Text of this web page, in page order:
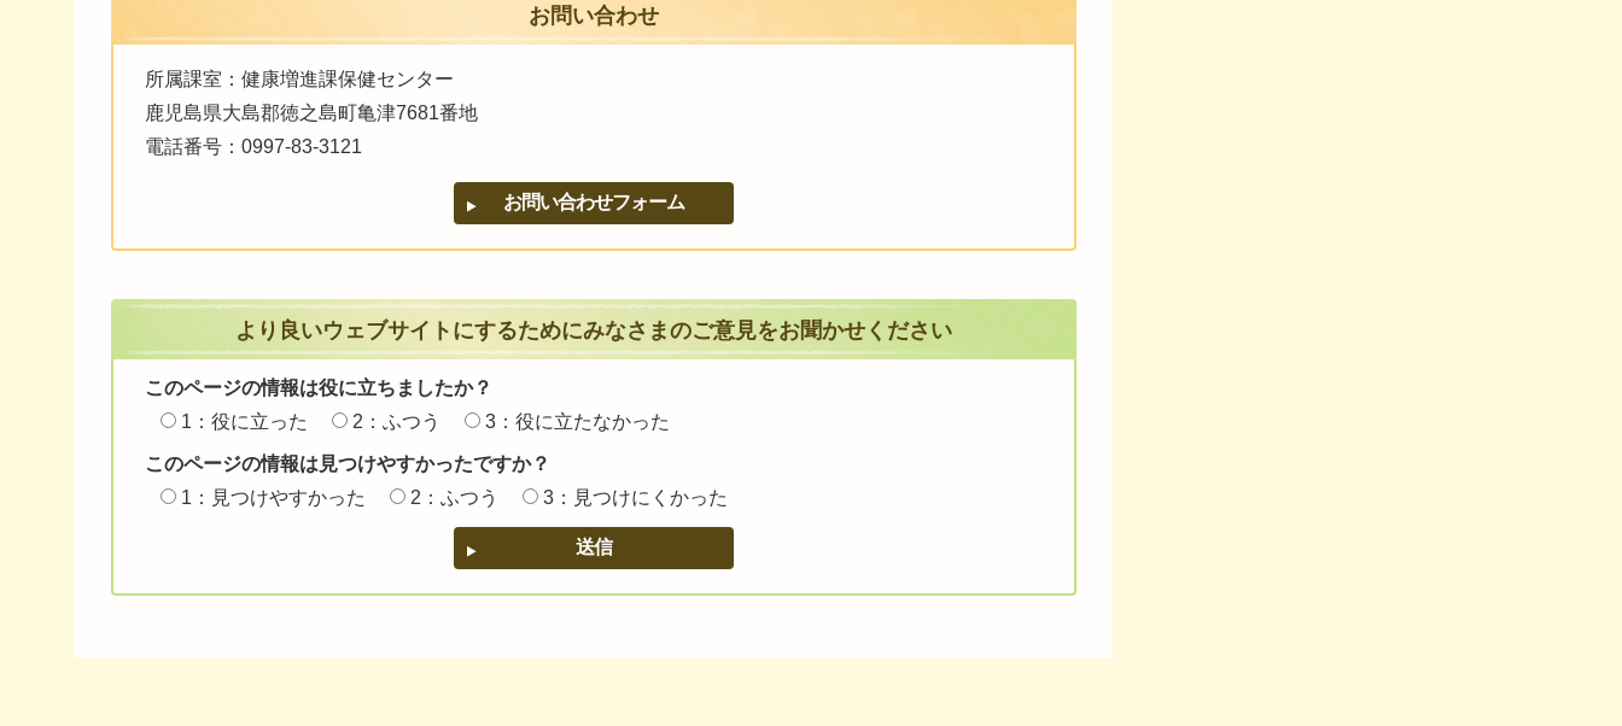
お問い合わせ
所属課室：健康増進課保健センター
鹿児島県大島郡徳之島町亀津7681番地
電話番号：0997-83-3121
より良いウェブサイトにするためにみなさまのご意見をお聞かせください
このページの情報は役に立ちましたか？
1：役に立った
2：ふつう 3：役に立たなかった
このページの情報は見つけやすかったですか？
1：見つけやすかった
2：ふつう 3：見つけにくかった